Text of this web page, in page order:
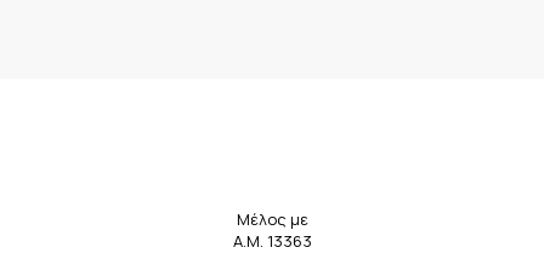
Μέλος με
Α.Μ. 13363